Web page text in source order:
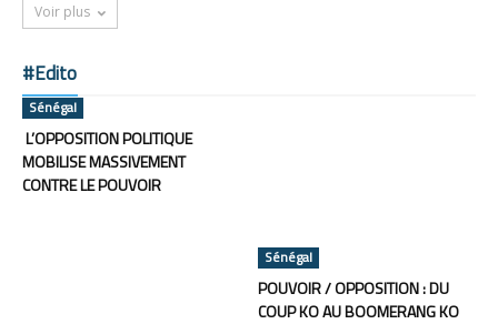
Voir plus
#Edito
Sénégal
L’OPPOSITION POLITIQUE
MOBILISE MASSIVEMENT
CONTRE LE POUVOIR
Sénégal
POUVOIR / OPPOSITION : DU
COUP KO AU BOOMERANG KO